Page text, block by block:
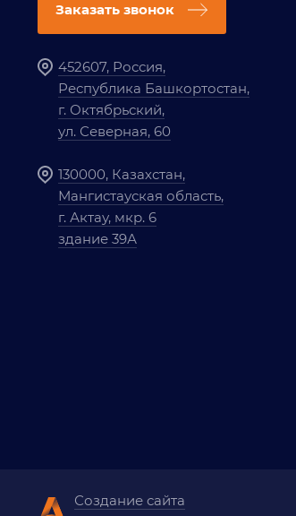
Заказать звонок
452607, Россия,
Республика Башкортостан,
г. Октябрьский,
ул. Северная, 60
130000, Казахстан,
Мангистауская область,
г. Актау, мкр. 6
здание 39А
Создание сайта